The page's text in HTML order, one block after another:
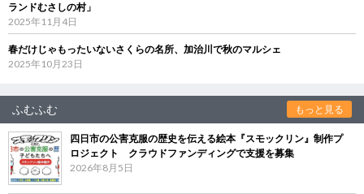
ランドむさしの村」
2025年11月4日
春だけじゃもったいないさくらの名所、加治川で秋のマルシェ
2025年10月23日
ふむふむ もっと見る
四日市の公害克服の歴史を伝える絵本『スモックリン』制作プ
ロジェクト クラウドファンディングで支援を募集
2026年8月5日